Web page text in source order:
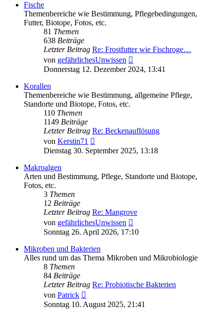
Fische
Themenbereiche wie Bestimmung, Pflegebedingungen,
Futter, Biotope, Fotos, etc.
81 Themen
638 Beiträge
Letzter Beitrag Re: Frostfutter wie Fischroge…
von gefährlichesUnwissen
Beitrag
Donnerstag 12. Dezember 2024, 13:41
Korallen
Themenbereiche wie Bestimmung, allgemeine Pflege,
Standorte und Biotope, Fotos, etc.
110 Themen
1149 Beiträge
Letzter Beitrag Re: Beckenauflösung
von Kerstin71
Beitrag
Dienstag 30. September 2025, 13:18
Makroalgen
Arten und Bestimmung, Pflege, Standorte und Biotope,
Fotos, etc.
3 Themen
12 Beiträge
Letzter Beitrag Re: Mangrove
von gefährlichesUnwissen
Beitrag
Sonntag 26. April 2026, 17:10
Mikroben und Bakterien
Alles rund um das Thema Mikroben und Mikrobiologie
8 Themen
84 Beiträge
Letzter Beitrag Re: Probiotische Bakterien
von Patrick
Beitrag
Sonntag 10. August 2025, 21:41